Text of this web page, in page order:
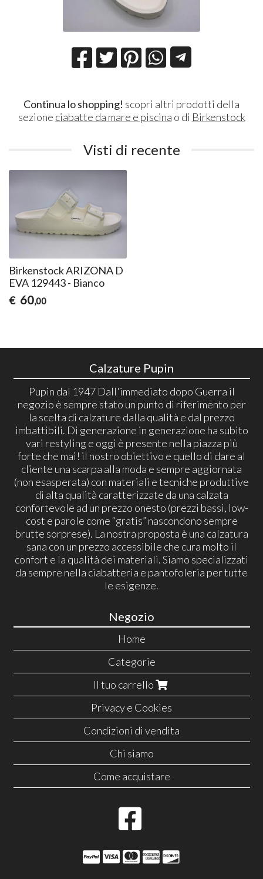
Continua lo shopping! scopri altri prodotti della
sezione ciabatte da mare e piscina o di Birkenstock
Visti di recente
Birkenstock ARIZONA D
EVA 129443 - Bianco
€ 60,00
Calzature Pupin
Pupin dal 1947 Dall'immediato dopo Guerra il
negozio è sempre stato un punto di riferimento per
la scelta di calzature dalla qualità e dal prezzo
imbattibili. Di generazione in generazione ha subito
vari restyling e oggi è presente nella piazza più
forte che mai! il nostro obiettivo e quello di dare al
cliente una scarpa alla moda e sempre aggiornata
(non esasperata) con materiali e tecniche produttive
di alta qualità caratterizzate da una calzata
confortevole ad un prezzo onesto (prezzi bassi, low-
cost e parole come “gratis” nascondono sempre
brutte sorprese). La nostra proposta è una calzatura
sana con un prezzo accessibile che cura molto il
confort e la qualità dei materiali. Siamo specializzati
da sempre nella ciabatteria e pantofoleria per tutte
le esigenze.
Negozio
Home
Categorie
Il tuo carrello
Privacy e Cookies
Condizioni di vendita
Chi siamo
Come acquistare